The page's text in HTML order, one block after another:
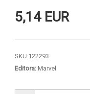
5,14 EUR
SKU:122293
Editora: Marvel